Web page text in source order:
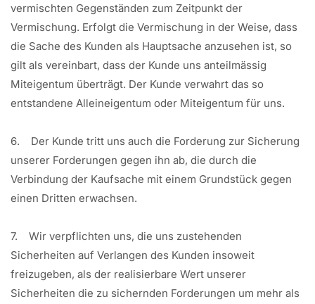
vermischten Gegenständen zum Zeitpunkt der
Vermischung. Erfolgt die Vermischung in der Weise, dass
die Sache des Kunden als Hauptsache anzusehen ist, so
gilt als vereinbart, dass der Kunde uns anteilmässig
Miteigentum überträgt. Der Kunde verwahrt das so
entstandene Alleineigentum oder Miteigentum für uns.
6. Der Kunde tritt uns auch die Forderung zur Sicherung
unserer Forderungen gegen ihn ab, die durch die
Verbindung der Kaufsache mit einem Grundstück gegen
einen Dritten erwachsen.
7. Wir verpflichten uns, die uns zustehenden
Sicherheiten auf Verlangen des Kunden insoweit
freizugeben, als der realisierbare Wert unserer
Sicherheiten die zu sichernden Forderungen um mehr als